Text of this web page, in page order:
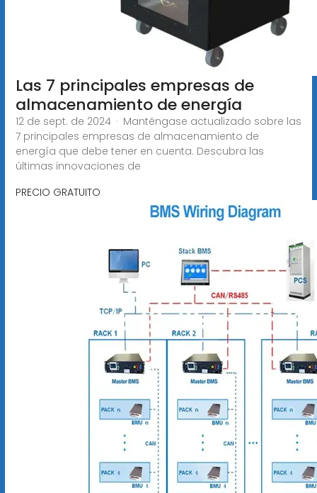
Las 7 principales empresas de
almacenamiento de energía
12 de sept. de 2024 · Manténgase actualizado sobre las
7 principales empresas de almacenamiento de
energía que debe tener en cuenta. Descubra las
últimas innovaciones de
PRECIO GRATUITO